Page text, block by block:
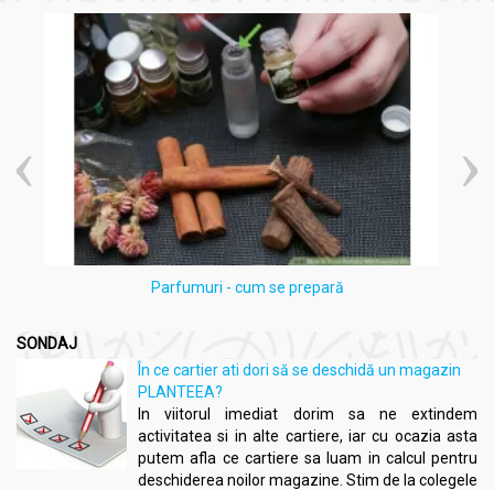
Parfumuri - cum se prepară
SONDAJ
În ce cartier ati dori să se deschidă un magazin
PLANTEEA?
In viitorul imediat dorim sa ne extindem
activitatea si in alte cartiere, iar cu ocazia asta
putem afla ce cartiere sa luam in calcul pentru
deschiderea noilor magazine. Stim de la colegele